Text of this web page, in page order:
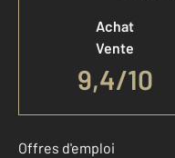
Achat
Vente
9,4/10
Offres d'emploi